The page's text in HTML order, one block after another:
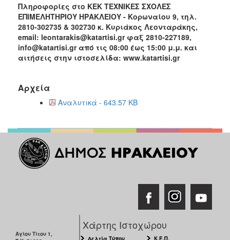
Πληροφορίες στο ΚΕΚ ΤΕΧΝΙΚΕΣ ΣΧΟΛΕΣ
ΕΠΙΜΕΛΗΤΗΡΙΟΥ ΗΡΑΚΛΕΙΟΥ - Κορωναίου 9, τηλ.
2810-302735 & 302730 κ. Κυριάκος Λεονταράκης,
email: leontarakis@katartisi.gr φαξ 2810-227189,
info@katartisi.gr από τις 08:00 έως 15:00 μ.μ. και
αιτήσεις στην ιστοσελίδα: www.katartisi.gr
Αρχεία
Αναλυτικά - 643.57 KB
Αγίου Τίτου 1,
Χάρτης Ιστοχώρου
Δελτία Τύπου
Κ.Ε.Π.